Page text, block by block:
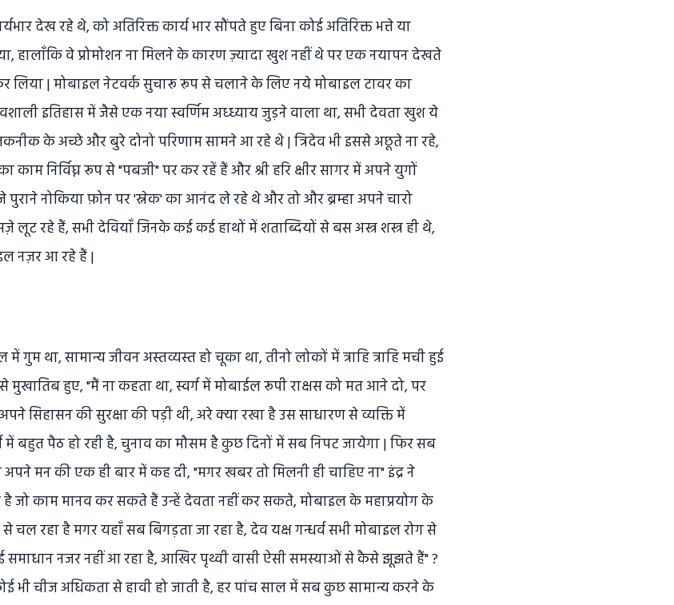
देख रहे थे, को अतिरिक्त कार्य भार सौंपते हुए बिना कोई अतिरिक्त भत्ते या
हालाँकि वे प्रोमोशन ना मिलने के कारण ज़्यादा खुश नहीं थे पर एक नयापन देखते
लिया | मोबाइल नेटवर्क सुचारू रूप से चलाने के लिए नये मोबाइल टावर का
इतिहास में जैसे एक नया स्वर्णिम अध्ध्याय जुड़ने वाला था, सभी देवता खुश ये
के अच्छे और बुरे दोनो परिणाम सामने आ रहे थे | त्रिदेव भी इससे अछूते ना रहे,
काम निर्विघ्न रूप से "पबजी" पर कर रहें हैं और श्री हरि क्षीर सागर में अपने युगों
नोकिया फ़ोन पर 'स्नेक' का आनंद ले रहे थे और तो और ब्रम्हा अपने चारो
रहे हैं, सभी देवियाँ जिनके कई कई हाथों में शताब्दियों से बस अस्त्र शस्त्र ही थे,
नज़र आ रहे हैं |
गुम था, सामान्य जीवन अस्तव्यस्त हो चूका था, तीनो लोकों में त्राहि त्राहि मची हुई
मुखातिब हुए, "मैं ना कहता था, स्वर्ग में मोबाईल रूपी राक्षस को मत आने दो, पर
सिहासन की सुरक्षा की पड़ी थी, अरे क्या रखा है उस साधारण से व्यक्ति में
बहुत पैठ हो रही है, चुनाव का मौसम है कुछ दिनों में सब निपट जायेगा | फिर सब
मन की एक ही बार में कह दी, "मगर खबर तो मिलनी ही चाहिए ना" इंद्र ने
है जो काम मानव कर सकते हैं उन्हें देवता नहीं कर सकते, मोबाइल के महाप्रयोग के
चल रहा है मगर यहाँ सब बिगड़ता जा रहा है, देव यक्ष गन्धर्व सभी मोबाइल रोग से
समाधान नजर नहीं आ रहा है, आखिर पृथ्वी वासी ऐसी समस्याओं से कैसे झूझते हैं" ?
भी चीज अधिकता से हावी हो जाती है, हर पांच साल में सब कुछ सामान्य करने के